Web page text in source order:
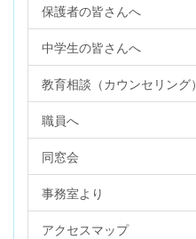
保護者の皆さんへ
中学生の皆さんへ
教育相談（カウンセリング）
職員へ
同窓会
事務室より
アクセスマップ